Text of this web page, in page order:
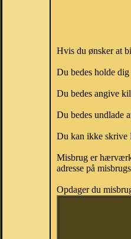
Hvis du ønsker at
Du bedes holde
Du bedes angive
Du bedes undlade
Du kan ikke
Misbrug er
adresse på
Opdager du